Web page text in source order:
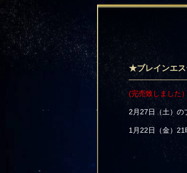
★ブレインエス
(完売致しました）
2月27日（土）の
1月22日（金）21